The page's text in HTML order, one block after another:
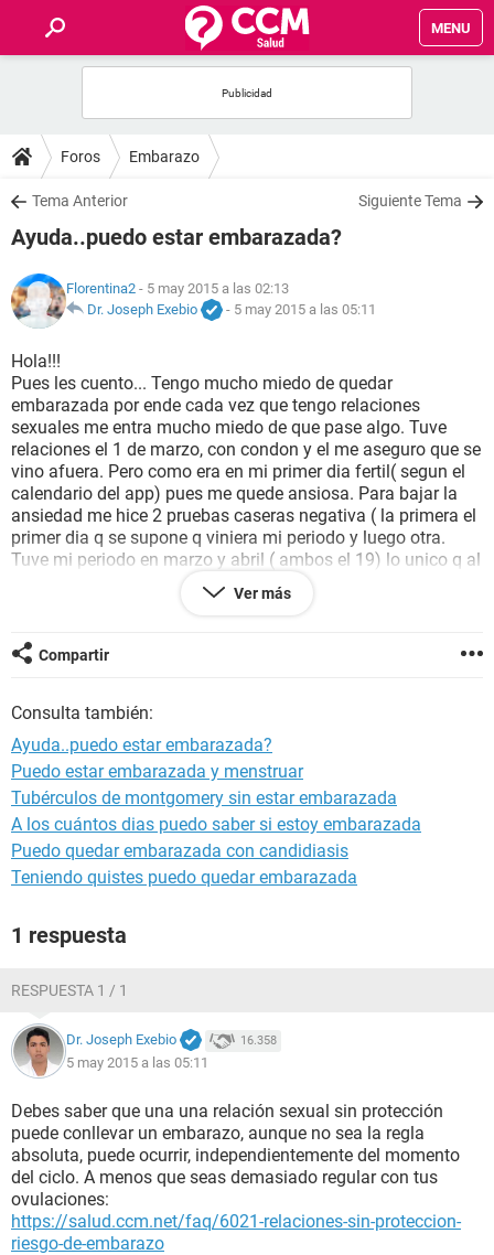
MENU
FOROS
SALUD
FAMILIA
NUTRICIÓN
BIENESTAR
SEXUALIDAD
GLOSARIO
Foros Embarazo
Tema Anterior Siguiente Tema
Ayuda..puedo estar embarazada?
Florentina2 - 5 may 2015 a las 02:13
Dr. Joseph Exebio
- 5 may 2015 a las 05:11
Hola!!!
Pues les cuento... Tengo mucho miedo de quedar
embarazada por ende cada vez que tengo relaciones
sexuales me entra mucho miedo de que pase algo. Tuve
relaciones el 1 de marzo, con condon y el me aseguro que se
vino afuera. Pero como era en mi primer dia fertil( segun el
calendario del app) pues me quede ansiosa. Para bajar la
ansiedad me hice 2 pruebas caseras negativa ( la primera el
primer dia q se supone q viniera mi periodo y luego otra.
Tuve mi periodo en marzo y abril ( ambos el 19) lo unico q al
princio era manchas luego abundante. En fin cmo me quede
cn la angustia me hice uno de sangre el 6 de abril que
sintoma cmo dolor de espalda pienso que puedo estar
embarazada... Verdad q es casi imposible? Gracias y perdon
Ver más
Compartir
Consulta también:
Ayuda..puedo estar embarazada?
Puedo estar embarazada y menstruar
Tubérculos de montgomery sin estar embarazada
A los cuántos dias puedo saber si estoy embarazada
Puedo quedar embarazada con candidiasis
Teniendo quistes puedo quedar embarazada
1 respuesta
RESPUESTA 1 / 1
Dr. Joseph Exebio 16.358
5 may 2015 a las 05:11
Debes saber que una una relación sexual sin protección
puede conllevar un embarazo, aunque no sea la regla
absoluta, puede ocurrir, independientemente del momento
del ciclo. A menos que seas demasiado regular con tus
ovulaciones:
https://salud.ccm.net/faq/6021-relaciones-sin-proteccion-
riesgo-de-embarazo